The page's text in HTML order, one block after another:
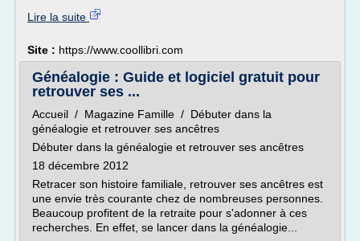
Lire la suite
Site : https://www.coollibri.com
Généalogie : Guide et logiciel gratuit pour
retrouver ses ...
Accueil / Magazine Famille / Débuter dans la
généalogie et retrouver ses ancêtres
Débuter dans la généalogie et retrouver ses ancêtres
18 décembre 2012
Retracer son histoire familiale, retrouver ses ancêtres est
une envie très courante chez de nombreuses personnes.
Beaucoup profitent de la retraite pour s'adonner à ces
recherches. En effet, se lancer dans la généalogie...